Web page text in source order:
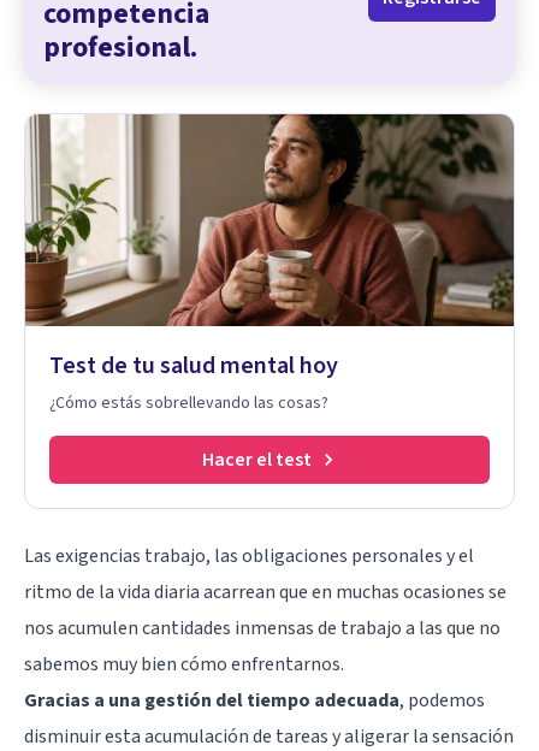
competencia
profesional.
Test de tu salud mental hoy
¿Cómo estás sobrellevando las cosas?
Hacer el test
Las exigencias trabajo, las obligaciones personales y el
ritmo de la vida diaria acarrean que en muchas ocasiones se
nos acumulen cantidades inmensas de trabajo a las que no
sabemos muy bien cómo enfrentarnos.
Gracias a una gestión del tiempo adecuada, podemos
disminuir esta acumulación de tareas y aligerar la sensación